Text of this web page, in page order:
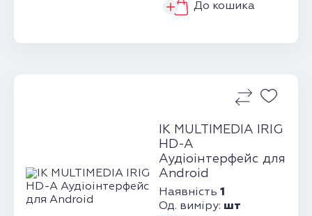
До кошика
IK MULTIMEDIA IRIG
HD-A
Аудіоінтерфейс для
Android
Наявність 1
Од. виміру: шт